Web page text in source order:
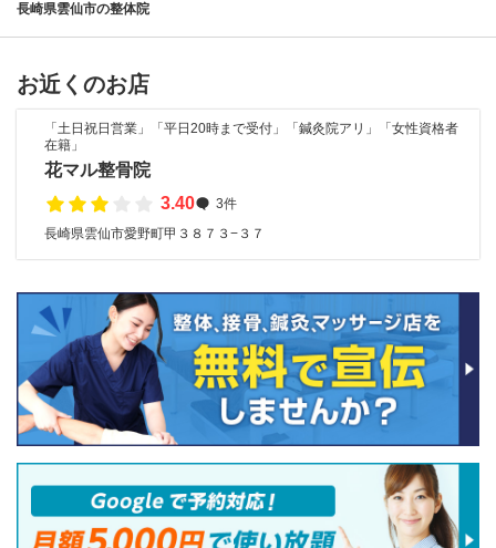
長崎県雲仙市の整体院
お近くのお店
「土日祝日営業」「平日20時まで受付」「鍼灸院アリ」「女性資格者
在籍」
花マル整骨院
3.40
3件
長崎県雲仙市愛野町甲３８７３−３７